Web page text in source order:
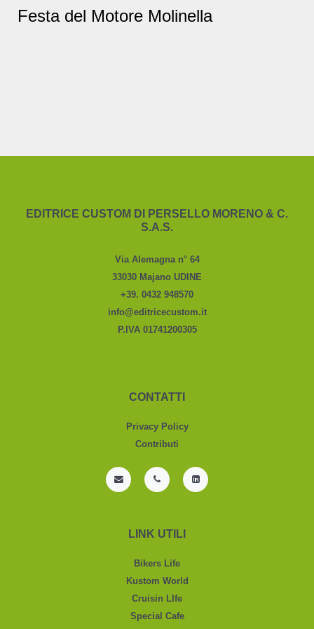
Festa del Motore Molinella
EDITRICE CUSTOM DI PERSELLO MORENO & C.
S.A.S.
Via Alemagna n° 64
33030 Majano UDINE
+39. 0432 948570
info@editricecustom.it
P.IVA 01741200305
CONTATTI
Privacy Policy
Contributi
LINK UTILI
Bikers Life
Kustom World
Cruisin LIfe
Special Cafe